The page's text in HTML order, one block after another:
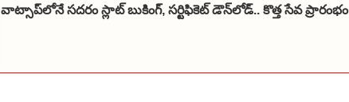
వాట్సాప్‌లోనే సదరం స్లాట్ బుకింగ్, సర్టిఫికెట్ డౌన్‌లోడ్.. కొత్త సేవ ప్రారంభం